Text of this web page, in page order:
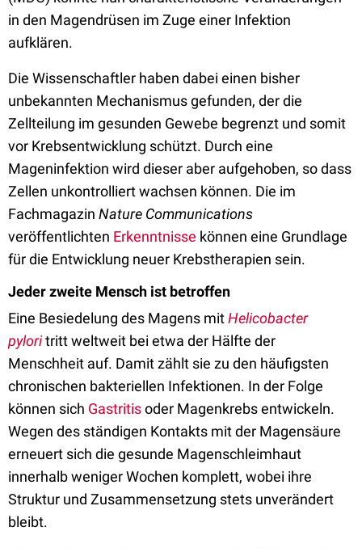
in den Magendrüsen im Zuge einer Infektion
aufklären.
Die Wissenschaftler haben dabei einen bisher
unbekannten Mechanismus gefunden, der die
Zellteilung im gesunden Gewebe begrenzt und somit
vor Krebsentwicklung schützt. Durch eine
Mageninfektion wird dieser aber aufgehoben, so dass
Zellen unkontrolliert wachsen können. Die im
Fachmagazin Nature Communications
veröffentlichten Erkenntnisse können eine Grundlage
für die Entwicklung neuer Krebstherapien sein.
Jeder zweite Mensch ist betroffen
Eine Besiedelung des Magens mitHelicobacter
pyloritritt weltweit bei etwa der Hälfte der
Menschheit auf. Damit zählt sie zu den häufigsten
chronischen bakteriellen Infektionen. In der Folge
können sich Gastritisoder Magenkrebs entwickeln.
Wegen des ständigen Kontakts mit der Magensäure
erneuert sich die gesunde Magenschleimhaut
innerhalb weniger Wochen komplett, wobei ihre
Struktur und Zusammensetzung stets unverändert
bleibt.